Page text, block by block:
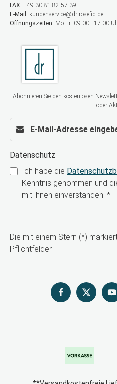
FAX: +49 30 81 82 57 39
E-Mail: kundenservice@dr-rosefid.de
Öffnungszeiten: Mo-Fr: 09:00 - 17:00
Abonnieren Sie den kostenlosen
oder
Datenschutz
Ich habe die
Kenntnis genommen und
mit ihnen einverstanden. *
Die mit einem Stern (*)
Pflichtfelder.